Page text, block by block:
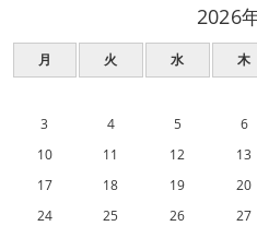
2026
月 火 水 木
3
4 5 6
10
11 12 13
17
18 19 20
24
25 26 27